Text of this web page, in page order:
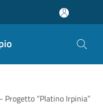
“Platino Irpinia”